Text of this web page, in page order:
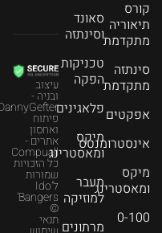
קורס
תיאוריה
מתקדמת
סינתזה
מתקדמת
אפקטים
אינסטרומנטס
מיקס
ומאסטרינג
0-100
סאונד
וסינתזה
טכניקות
הפקה
פלאגינים
מיקס
ומאסטרינג
מעבר
למוזיקה
מרתונים
כל הזכויות
שמורות
ל'Ido
Bangers'
©
תנאי
עיצוב
ובניה -
פיתוח
ואחסון
אתרים -
Compuall